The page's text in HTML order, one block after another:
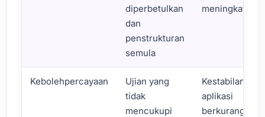
diperbetulkan
dan
penstrukturan
semula
meningkat.
Kebolehpercayaan
Ujian yang
tidak
mencukupi
Kestabilan
aplikasi
berkurangan